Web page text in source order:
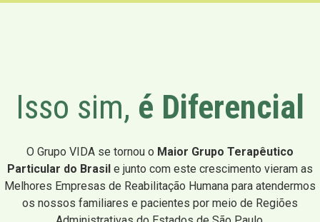
Isso sim, é Diferencial
O Grupo VIDA se tornou o Maior Grupo Terapêutico
Particular do Brasil e junto com este crescimento vieram as
Melhores Empresas de Reabilitação Humana para atendermos
os nossos familiares e pacientes por meio de Regiões